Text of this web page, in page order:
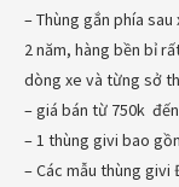
– Thùng gắn phía
2 năm, hàng bền bỉ
dòng xe và từng sở
– giá bán từ 750k
– 1 thùng givi bao
– Các mẫu thùng